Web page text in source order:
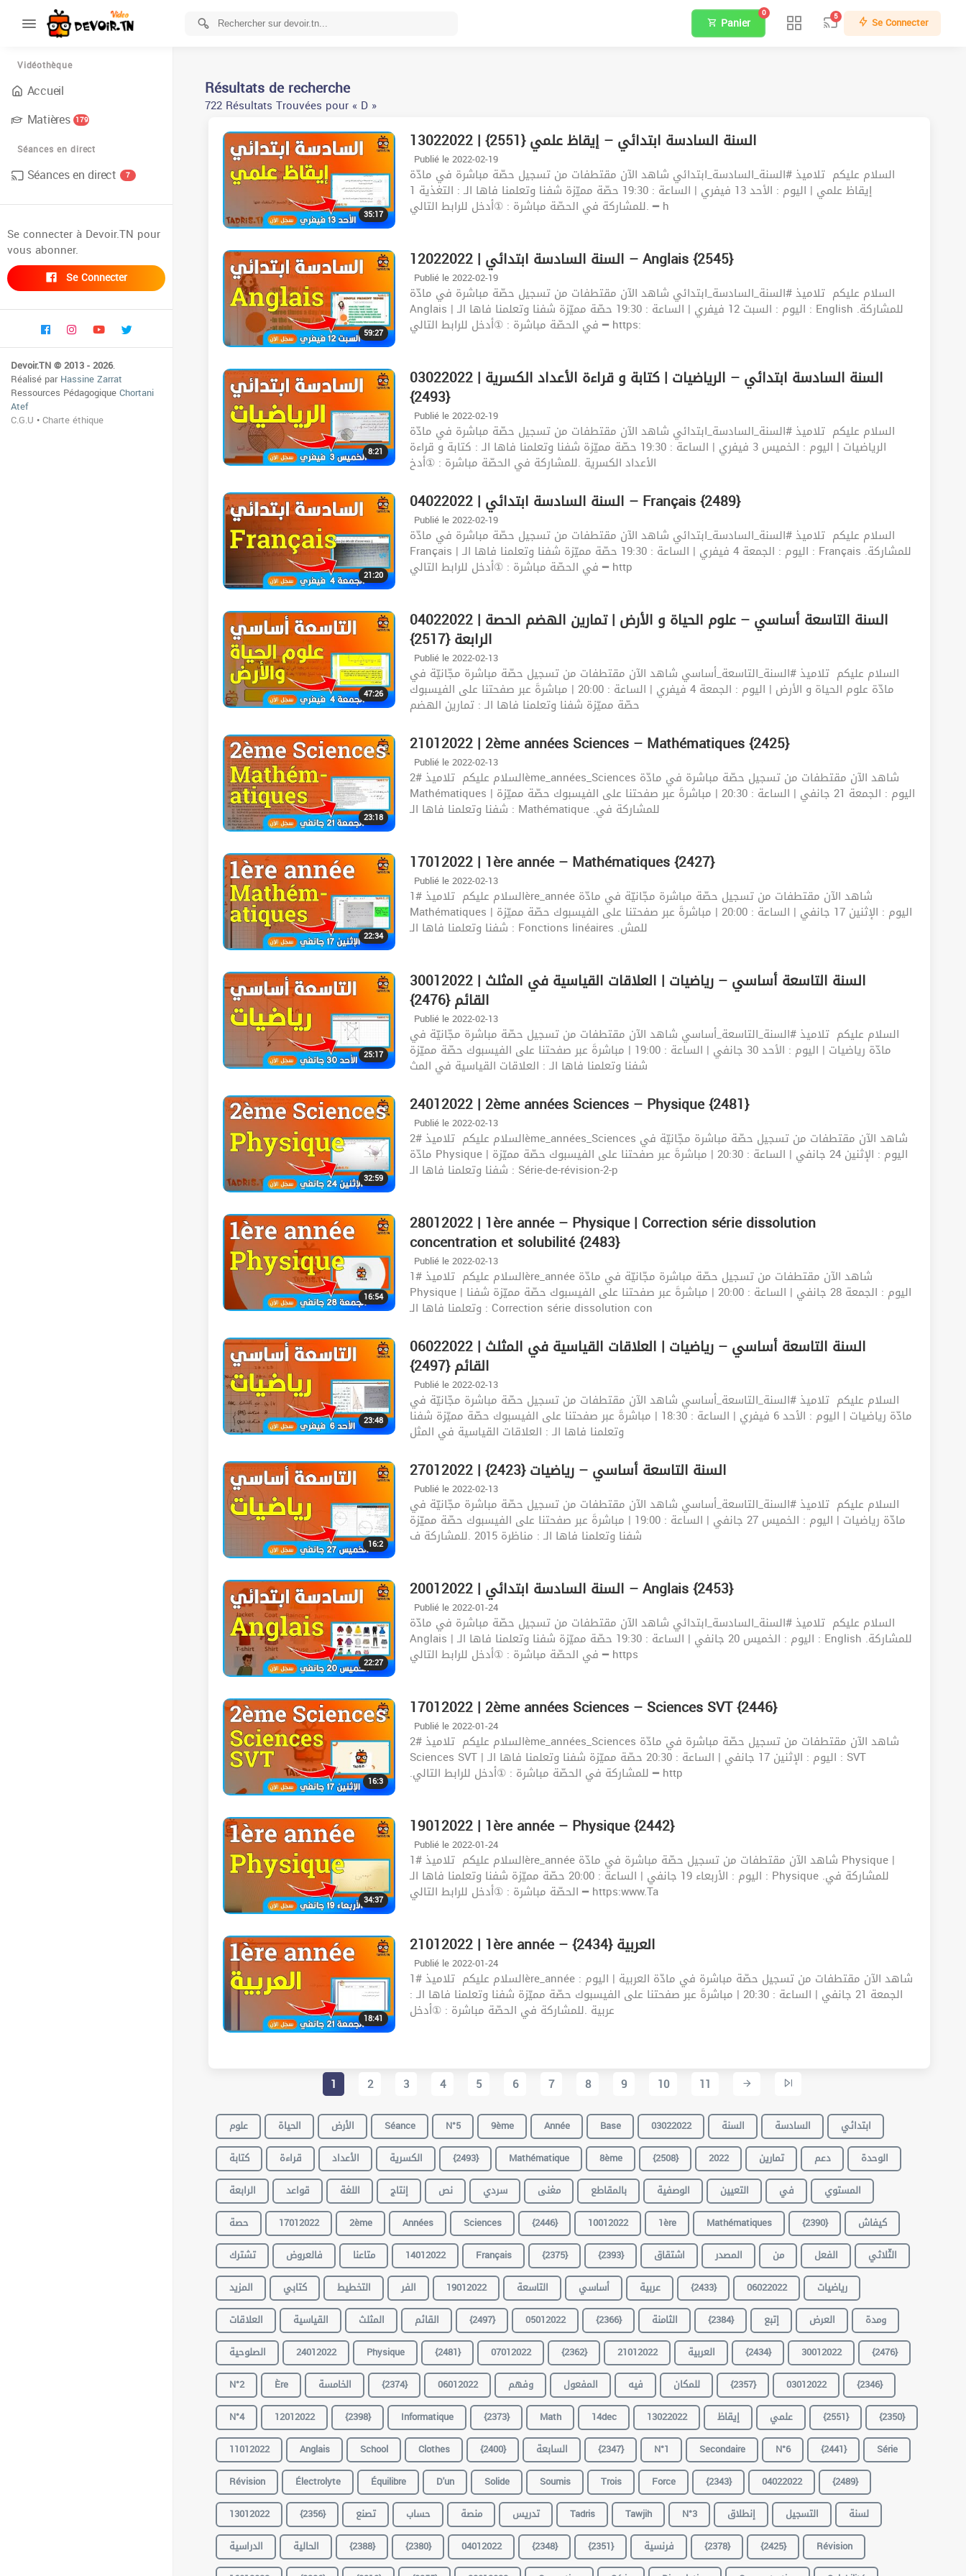
Vidéothèque
Accueil
Matières 179
Séances en direct
Séances en direct 7
Se connecter à Devoir.TN pour
vous abonner.
Se Connecter
Devoir.TN © 2013 - 2026.
Réalisé parHassine Zarrat
Ressources PédagogiqueChortani
Atef
C.G.U •Charte éthique
Panier
0 5 Se Connecter
Résultats de recherche
722 Résultats Trouvées pour « D »
35:17
13022022 | السنة السادسة ابتدائي – إيقاظ علمي {2551}
Publié le 2022-02-19
السلام عليكم ‍️ تلاميذ #السنة_السادسة_ابتدائي شاهد الآن مقتطفات من تسجيل حصّة مباشرة في مادّة
إيقاظ علمي | اليوم : الأحد 13 فيفري | الساعة : 19:30 حصّة مميّزة شفنا وتعلمنا فاها الـ : التغذية 1
.للمشاركة في الحصّة مباشرة : ①أدخل للرابط التالي ━ h
59:27
12022022 | السنة السادسة ابتدائي – Anglais {2545}
Publié le 2022-02-19
السلام عليكم ‍️ تلاميذ #السنة_السادسة_ابتدائي شاهد الآن مقتطفات من تسجيل حصّة مباشرة في مادّة
Anglais | اليوم : السبت 12 فيفري | الساعة : 19:30 حصّة مميّزة شفنا وتعلمنا فاها الـ : English .للمشاركة
في الحصّة مباشرة : ①أدخل للرابط التالي ━ https:
8:21
03022022 | السنة السادسة ابتدائي – الرياضيات | كتابة و قراءة الأعداد الكسرية
{2493}
Publié le 2022-02-19
السلام عليكم ‍️ تلاميذ #السنة_السادسة_ابتدائي شاهد الآن مقتطفات من تسجيل حصّة مباشرة في مادّة
الرياضيات | اليوم : الخميس 3 فيفري | الساعة : 19:30 حصّة مميّزة شفنا وتعلمنا فاها الـ : كتابة و قراءة
الأعداد الكسرية .للمشاركة في الحصّة مباشرة : ①أدخ
21:20
04022022 | السنة السادسة ابتدائي – Français {2489}
Publié le 2022-02-19
السلام عليكم ‍️ تلاميذ #السنة_السادسة_ابتدائي شاهد الآن مقتطفات من تسجيل حصّة مباشرة في مادّة
Français | اليوم : الجمعة 4 فيفري | الساعة : 19:30 حصّة مميّزة شفنا وتعلمنا فاها الـ : Français .للمشاركة
في الحصّة مباشرة : ①أدخل للرابط التالي ━ http
47:26
04022022 | السنة التاسعة أساسي – علوم الحياة و الأرض | تمارين الهضم الحصة
الرابعة {2517}
Publié le 2022-02-13
السلام عليكم ‍️ تلاميذ #السنة_التاسعة_أساسي شاهد الآن مقتطفات من تسجيل حصّة مباشرة مجّانيّة في
مادّة علوم الحياة و الأرض | اليوم : الجمعة 4 فيفري | الساعة : 20:00 | مباشرةَ عبر صفحتنا على الفيسبوك
حصّة مميّزة شفنا وتعلمنا فاها الـ : تمارين الهضم
23:18
21012022 | 2ème années Sciences – Mathématiques {2425}
Publié le 2022-02-13
السلام عليكم ‍️ تلاميذ #2ème_années_Sciences شاهد الآن مقتطفات من تسجيل حصّة مباشرة في مادّة
Mathématiques | اليوم : الجمعة 21 جانفي | الساعة : 20:30 | مباشرةَ عبر صفحتنا على الفيسبوك حصّة مميّزة
شفنا وتعلمنا فاها الـ : Mathématique .للمشاركة في
22:34
17012022 | 1ère année – Mathématiques {2427}
Publié le 2022-02-13
السلام عليكم ‍️ تلاميذ #1ère_année شاهد الآن مقتطفات من تسجيل حصّة مباشرة مجّانيّة في مادّة
Mathématiques | اليوم : الإثنين 17 جانفي | الساعة : 20:00 | مباشرةَ عبر صفحتنا على الفيسبوك حصّة مميّزة
شفنا وتعلمنا فاها الـ : Fonctions linéaires .للمش
25:17
30012022 | السنة التاسعة أساسي – رياضيات | العلاقات القياسية في المثلث
القائم {2476}
Publié le 2022-02-13
السلام عليكم ‍️ تلاميذ #السنة_التاسعة_أساسي شاهد الآن مقتطفات من تسجيل حصّة مباشرة مجّانيّة في
مادّة رياضيات | اليوم : الأحد 30 جانفي | الساعة : 19:00 | مباشرةَ عبر صفحتنا على الفيسبوك حصّة مميّزة
شفنا وتعلمنا فاها الـ : العلاقات القياسية في المث
32:59
24012022 | 2ème années Sciences – Physique {2481}
Publié le 2022-02-13
السلام عليكم ‍️ تلاميذ #2ème_années_Sciences شاهد الآن مقتطفات من تسجيل حصّة مباشرة مجّانيّة في
مادّة Physique | اليوم : الإثنين 24 جانفي | الساعة : 20:30 | مباشرةَ عبر صفحتنا على الفيسبوك حصّة مميّزة
شفنا وتعلمنا فاها الـ : Série-de-révision-2-p
16:54
28012022 | 1ère année – Physique | Correction série dissolution
concentration et solubilité {2483}
Publié le 2022-02-13
السلام عليكم ‍️ تلاميذ #1ère_année شاهد الآن مقتطفات من تسجيل حصّة مباشرة مجّانيّة في مادّة
Physique | اليوم : الجمعة 28 جانفي | الساعة : 20:00 | مباشرةَ عبر صفحتنا على الفيسبوك حصّة مميّزة شفنا
وتعلمنا فاها الـ : Correction série dissolution con
23:48
06022022 | السنة التاسعة أساسي – رياضيات | العلاقات القياسية في المثلث
القائم {2497}
Publié le 2022-02-13
السلام عليكم ‍️ تلاميذ #السنة_التاسعة_أساسي شاهد الآن مقتطفات من تسجيل حصّة مباشرة مجّانيّة في
مادّة رياضيات | اليوم : الأحد 6 فيفري | الساعة : 18:30 | مباشرةَ عبر صفحتنا على الفيسبوك حصّة مميّزة شفنا
وتعلمنا فاها الـ : العلاقات القياسية في المثل
16:2
27012022 | السنة التاسعة أساسي – رياضيات {2423}
Publié le 2022-02-13
السلام عليكم ‍️ تلاميذ #السنة_التاسعة_أساسي شاهد الآن مقتطفات من تسجيل حصّة مباشرة مجّانيّة في
مادّة رياضيات | اليوم : الخميس 27 جانفي | الساعة : 19:00 | مباشرةَ عبر صفحتنا على الفيسبوك حصّة مميّزة
شفنا وتعلمنا فاها الـ : مناظرة 2015 .للمشاركة ف
22:27
20012022 | السنة السادسة ابتدائي – Anglais {2453}
Publié le 2022-01-24
السلام عليكم ‍️ تلاميذ #السنة_السادسة_ابتدائي شاهد الآن مقتطفات من تسجيل حصّة مباشرة في مادّة
Anglais | اليوم : الخميس 20 جانفي | الساعة : 19:30 حصّة مميّزة شفنا وتعلمنا فاها الـ : English .للمشاركة
في الحصّة مباشرة : ①أدخل للرابط التالي ━ https
16:3
17012022 | 2ème années Sciences – Sciences SVT {2446}
Publié le 2022-01-24
السلام عليكم ‍️ تلاميذ #2ème_années_Sciences شاهد الآن مقتطفات من تسجيل حصّة مباشرة في مادّة
Sciences SVT | اليوم : الإثنين 17 جانفي | الساعة : 20:30 حصّة مميّزة شفنا وتعلمنا فاها الـ : SVT
.للمشاركة في الحصّة مباشرة : ①أدخل للرابط التالي ━ http
34:37
19012022 | 1ère année – Physique {2442}
Publié le 2022-01-24
السلام عليكم ‍️ تلاميذ #1ère_année شاهد الآن مقتطفات من تسجيل حصّة مباشرة في مادّة Physique |
اليوم : الأربعاء 19 جانفي | الساعة : 20:00 حصّة مميّزة شفنا وتعلمنا فاها الـ : Physique .للمشاركة في
الحصّة مباشرة : ①أدخل للرابط التالي ━ https:www.Ta
18:41
21012022 | 1ère année – العربية {2434}
Publié le 2022-01-24
السلام عليكم ‍️ تلاميذ #1ère_année شاهد الآن مقتطفات من تسجيل حصّة مباشرة في مادّة العربية | اليوم :
الجمعة 21 جانفي | الساعة : 20:30 | مباشرةَ عبر صفحتنا على الفيسبوك حصّة مميّزة شفنا وتعلمنا فاها الـ :
عربية .للمشاركة في الحصّة مباشرة : ①أدخل
1 2 3 4 5 6 7 8 9 10 11
علوم الحياة الأرض Séance N°5 9ème Année Base 03022022 السنة السادسة
ابتدائي
كتابة
قراءة الأعداد الكسرية {2493} Mathématique 8ème {2508} 2022 تمارين دعم
الوحدة
الرابعة
قواعد اللغة إنتاج نص سردي مغنى بالمقاطع الوصفية التعيين في
المستوي
حصة
17012022 2ème Années Sciences {2446} 10012022 1ère Mathématiques {2390}
كيفاش
تشترك
فالعروض متاعنا 14012022 Français {2375} {2393} اشتقاق المصدر من الفعل
الثّلاثي
المزيد
كتابي التخطيط الفر 19012022 التاسعة أساسي عربية {2433} 06022022
رياضيات
العلاقات
القياسية المثلث القائم {2497} 05012022 {2366} الثامنة {2384} إتبع العرض
ومدة
الصلوحية
24012022 Physique {2481} 07012022 {2362} 21012022 العربية {2434} 30012022
{2476}
N°2
Ère الخامسة {2374} 06012022 وفهم المفعول فيه للمكان {2357} 03012022
{2346}
N°4
12012022 {2398} Informatique {2373} Math 14dec 13022022 إيقاظ علمي {2551}
{2350}
11012022
Anglais School Clothes {2400} السابعة {2347} N°1 Secondaire N°6 {2441}
Série
Révision
Électrolyte Équilibre D'un Solide Soumis Trois Force {2343} 04022022
{2489}
13012022
{2356} تصنع حساب منصة تدريس Tadris Tawjih N°3 إنطلاق التسجيل
لسنة
الدراسية
الحالية {2388} {2380} 04012022 {2348} {2351} فرنسية {2378} {2425}
Révision